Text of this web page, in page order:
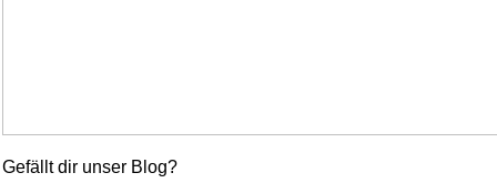
Gefällt dir unser Blog?